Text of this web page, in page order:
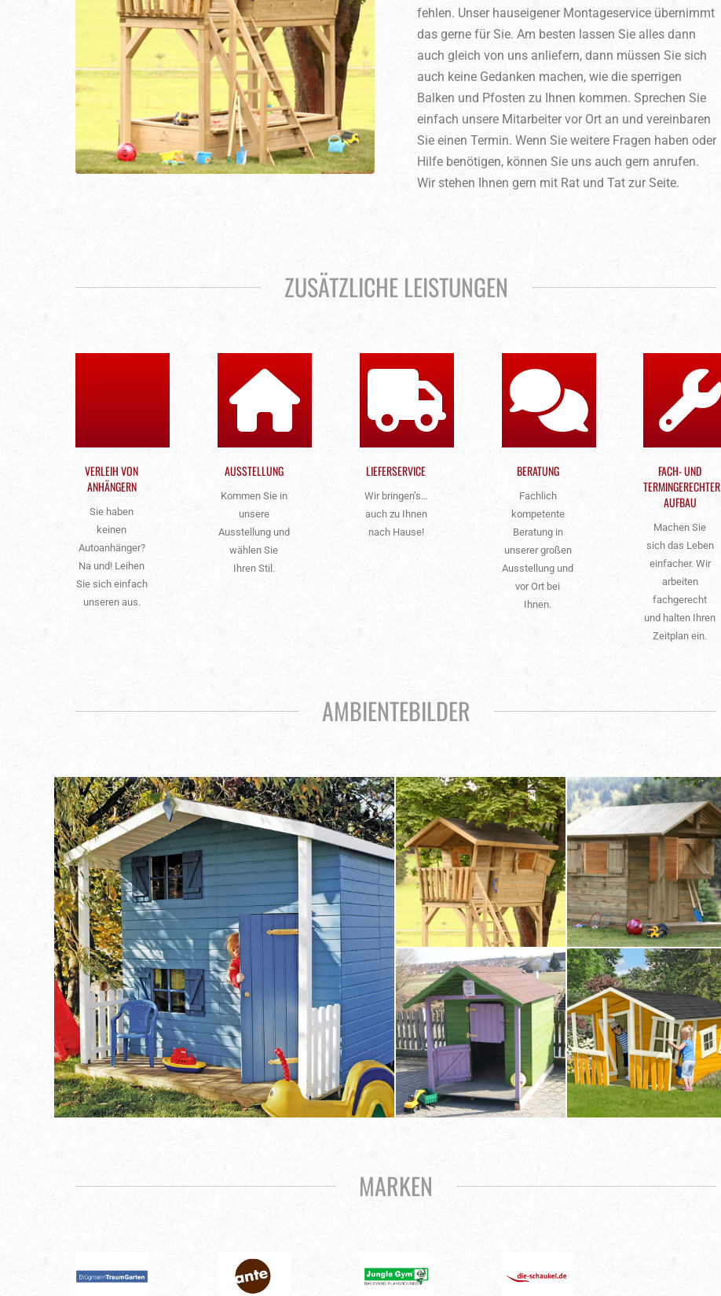
fehlen. Unser hauseigener Montageservice übernimmt
das gerne für Sie. Am besten lassen Sie alles dann
auch gleich von uns anliefern, dann müssen Sie sich
auch keine Gedanken machen, wie die sperrigen
Balken und Pfosten zu Ihnen kommen. Sprechen Sie
einfach unsere Mitarbeiter vor Ort an und vereinbaren
Sie einen Termin. Wenn Sie weitere Fragen haben oder
Hilfe benötigen, können Sie uns auch gern anrufen.
Wir stehen Ihnen gern mit Rat und Tat zur Seite.
ZUSÄTZLICHE LEISTUNGEN
VERLEIH VON
ANHÄNGERN
Sie haben
keinen
Autoanhänger?
Na und! Leihen
Sie sich einfach
unseren aus.
AUSSTELLUNG
Kommen Sie in
unsere
Ausstellung und
wählen Sie
Ihren Stil.
LIEFERSERVICE
Wir bringen’s…
auch zu Ihnen
nach Hause!
BERATUNG
Fachlich
kompetente
Beratung in
unserer großen
Ausstellung und
vor Ort bei
Ihnen.
FACH- UND
TERMINGERECHTER
AUFBAU
Machen Sie
sich das Leben
einfacher. Wir
arbeiten
fachgerecht
und halten Ihren
Zeitplan ein.
AMBIENTEBILDER
MARKEN